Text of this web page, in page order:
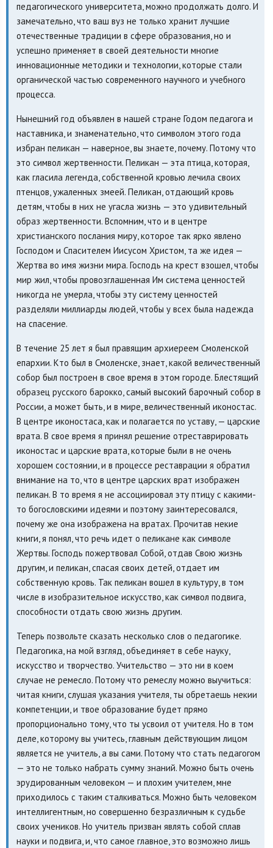
педагогического университета, можно продолжать долго. И
замечательно, что ваш вуз не только хранит лучшие
отечественные традиции в сфере образования, но и
успешно применяет в своей деятельности многие
инновационные методики и технологии, которые стали
органической частью современного научного и учебного
процесса.
Нынешний год объявлен в нашей стране Годом педагога и
наставника, и знаменательно, что символом этого года
избран пеликан — наверное, вы знаете, почему. Потому что
это символ жертвенности. Пеликан — эта птица, которая,
как гласила легенда, собственной кровью лечила своих
птенцов, ужаленных змеей. Пеликан, отдающий кровь
детям, чтобы в них не угасла жизнь — это удивительный
образ жертвенности. Вспомним, что и в центре
христианского послания миру, которое так ярко явлено
Господом и Спасителем Иисусом Христом, та же идея —
Жертва во имя жизни мира. Господь на крест взошел, чтобы
мир жил, чтобы провозглашенная Им система ценностей
никогда не умерла, чтобы эту систему ценностей
разделяли миллиарды людей, чтобы у всех была надежда
на спасение.
В течение 25 лет я был правящим архиереем Смоленской
епархии. Кто был в Смоленске, знает, какой величественный
собор был построен в свое время в этом городе. Блестящий
образец русского барокко, самый высокий барочный собор в
России, а может быть, и в мире, величественный иконостас.
В центре иконостаса, как и полагается по уставу, — царские
врата. В свое время я принял решение отреставрировать
иконостас и царские врата, которые были в не очень
хорошем состоянии, и в процессе реставрации я обратил
внимание на то, что в центре царских врат изображен
пеликан. В то время я не ассоциировал эту птицу с какими-
то богословскими идеями и поэтому заинтересовался,
почему же она изображена на вратах. Прочитав некие
книги, я понял, что речь идет о пеликане как символе
Жертвы. Господь пожертвовал Собой, отдав Свою жизнь
другим, и пеликан, спасая своих детей, отдает им
собственную кровь. Так пеликан вошел в культуру, в том
числе в изобразительное искусство, как символ подвига,
способности отдать свою жизнь другим.
Теперь позвольте сказать несколько слов о педагогике.
Педагогика, на мой взгляд, объединяет в себе науку,
искусство и творчество. Учительство — это ни в коем
случае не ремесло. Потому что ремеслу можно выучиться:
читая книги, слушая указания учителя, ты обретаешь некии
компетенции, и твое образование будет прямо
пропорционально тому, что ты усвоил от учителя. Но в том
деле, которому вы учитесь, главным действующим лицом
является не учитель, а вы сами. Потому что стать педагогом
— это не только набрать сумму знаний. Можно быть очень
эрудированным человеком — и плохим учителем, мне
приходилось с таким сталкиваться. Можно быть человеком
интеллигентным, но совершенно безразличным к судьбе
своих учеников. Но учитель призван являть собой сплав
науки и подвига, и, что самое главное, это возможно лишь